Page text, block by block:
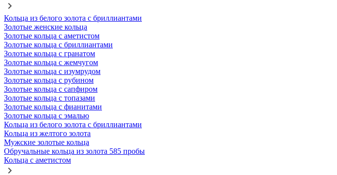
Кольца из белого золота с бриллиантами
Золотые женские кольца
Золотые кольца с аметистом
Золотые кольца с бриллиантами
Золотые кольца с гранатом
Золотые кольца с жемчугом
Золотые кольца с изумрудом
Золотые кольца с рубином
Золотые кольца с сапфиром
Золотые кольца с топазами
Золотые кольца с фианитами
Золотые кольца с эмалью
Кольца из белого золота с бриллиантами
Кольца из желтого золота
Мужские золотые кольца
Обручальные кольца из золота 585 пробы
Кольца с аметистом